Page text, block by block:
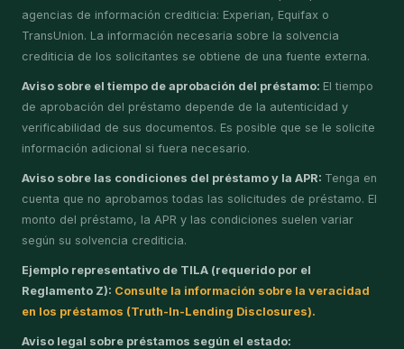
agencias de información crediticia: Experian, Equifax o
TransUnion. La información necesaria sobre la solvencia
crediticia de los solicitantes se obtiene de una fuente externa.
Aviso sobre el tiempo de aprobación del préstamo: El tiempo
de aprobación del préstamo depende de la autenticidad y
verificabilidad de sus documentos. Es posible que se le solicite
información adicional si fuera necesario.
Aviso sobre las condiciones del préstamo y la APR: Tenga en
cuenta que no aprobamos todas las solicitudes de préstamo. El
monto del préstamo, la APR y las condiciones suelen variar
según su solvencia crediticia.
Ejemplo representativo de TILA (requerido por el
Reglamento Z): Consulte la información sobre la veracidad
en los préstamos (Truth-In-Lending Disclosures).
Aviso legal sobre préstamos según el estado: